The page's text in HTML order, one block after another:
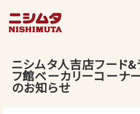
ニシムタ人吉店フード&
フ館ベーカリーコーナ
のお知らせ